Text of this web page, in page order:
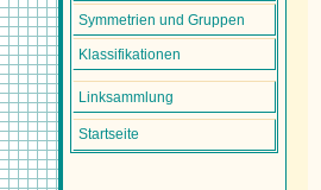
Symmetrien und Gruppen
Klassifikationen
Linksammlung
Startseite